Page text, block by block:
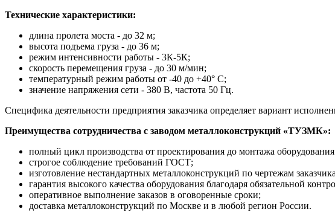
Технические характеристики:
длина пролета моста - до 32 м;
высота подъема груза - до 36 м;
режим интенсивности работы - 3К-5К;
скорость перемещения груза - до 30 м/мин;
температурный режим работы от -40 до +40° С;
значение напряжения сети - 380 В, частота 50 Гц.
Специфика деятельности предприятия заказчика определяет вариант
Преимущества сотрудничества с заводом металлоконструкций «ТУЗМК»:
полный цикл производства от проектирования до монтажа оборудования
строгое соблюдение требований ГОСТ;
изготовление нестандартных металлоконструкций по чертежам
гарантия высокого качества оборудования благодаря обязательной
оперативное выполнение заказов в оговоренные сроки;
доставка металлоконструкций по Москве и в любой регион России.